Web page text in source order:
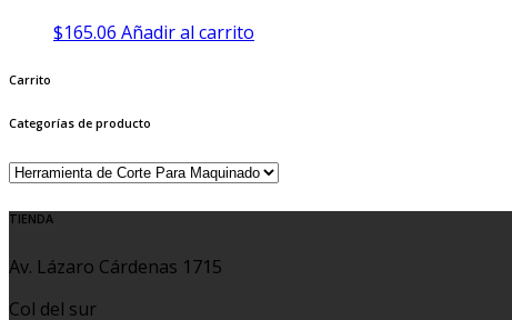
$165.06 Añadir al carrito
Carrito
Categorías de producto
TIENDA
Av. Lázaro Cárdenas 1715
Col del sur